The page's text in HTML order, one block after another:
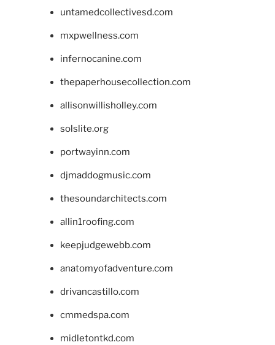
untamedcollectivesd.com
mxpwellness.com
infernocanine.com
thepaperhousecollection.com
allisonwillisholley.com
solslite.org
portwayinn.com
djmaddogmusic.com
thesoundarchitects.com
allin1roofing.com
keepjudgewebb.com
anatomyofadventure.com
drivancastillo.com
cmmedspa.com
midletontkd.com